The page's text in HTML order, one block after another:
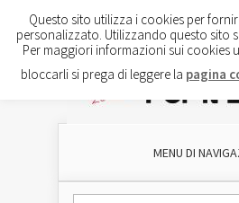
MENU DI
Questo sito utilizza i cookies per
personalizzato. Utilizzando questo sito
Per maggiori informazioni sui cookies
bloccarli si prega di leggere la pagina